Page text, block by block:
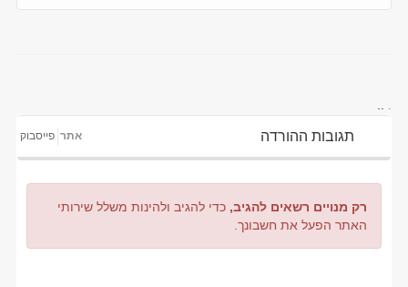
תגובות ההורדה אתר פייסבוק
רק מנויים רשאים להגיב, כדי להגיב ולהינות משלל שירותי
האתר הפעל את חשבונך.